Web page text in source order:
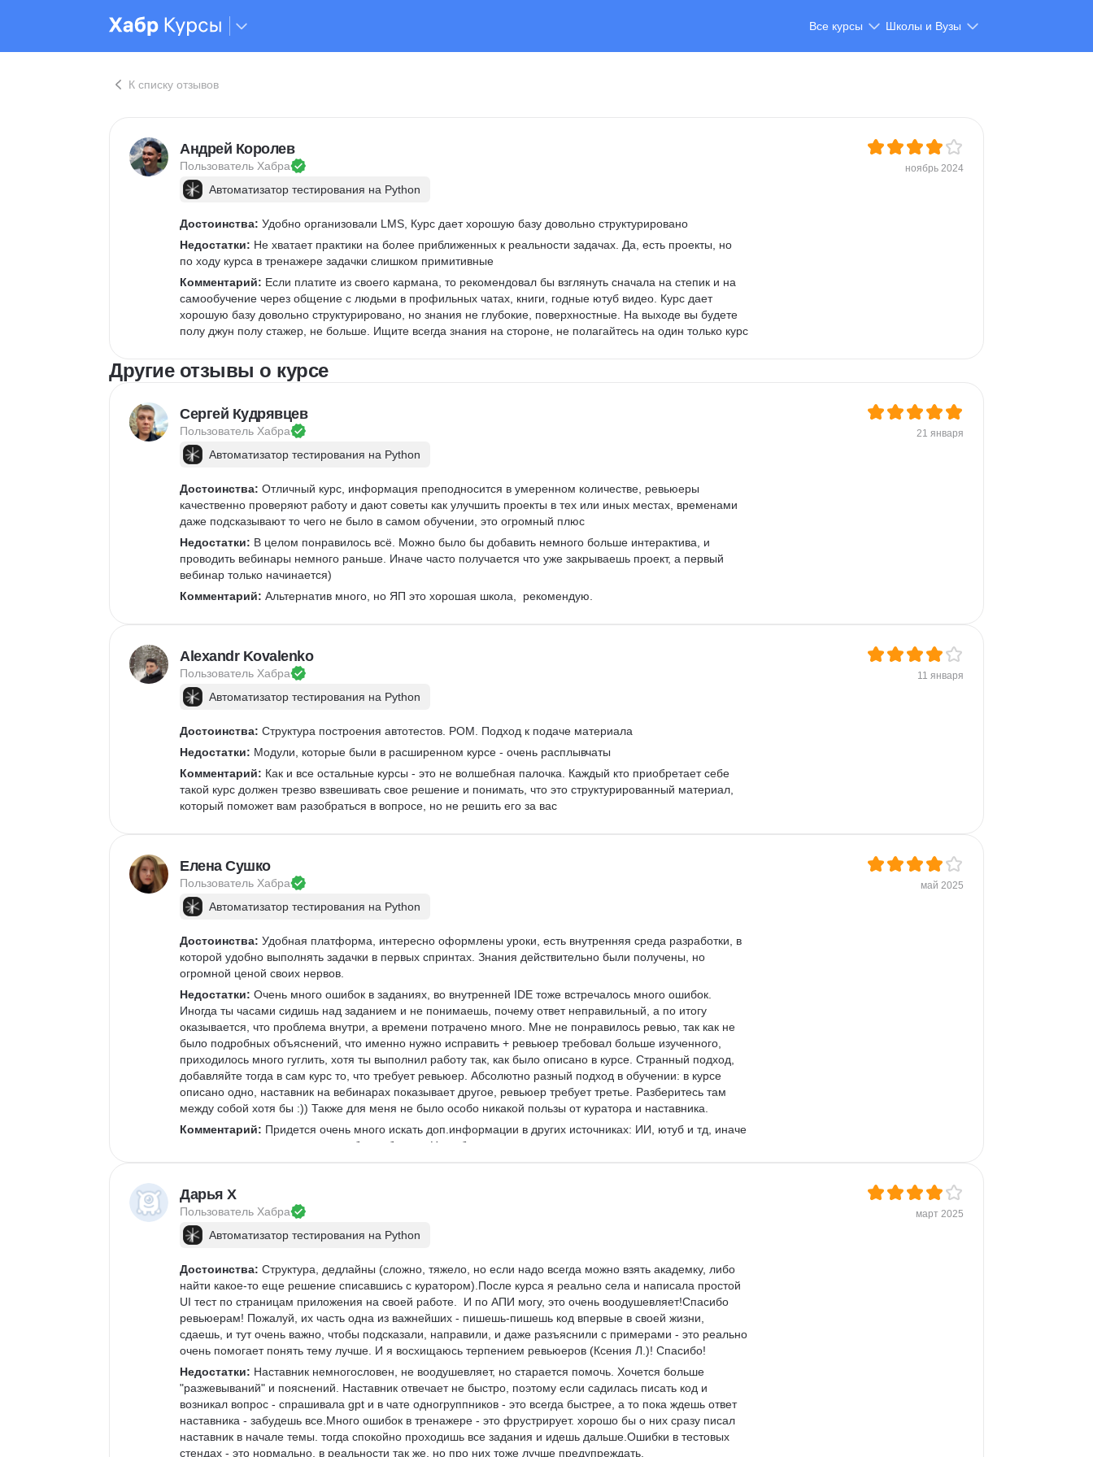
Все курсы Школы и Вузы
К списку отзывов
Андрей Королев
Пользователь Хабра ноябрь 2024
Автоматизатор тестирования на Python
Достоинства: Удобно организовали LMS, Курс дает хорошую базу довольно структурировано
Недостатки: Не хватает практики на более приближенных к реальности задачах. Да, есть проекты, но
по ходу курса в тренажере задачки слишком примитивные
Комментарий: Если платите из своего кармана, то рекомендовал бы взглянуть сначала на степик и на
самообучение через общение с людьми в профильных чатах, книги, годные ютуб видео. Курс дает
хорошую базу довольно структурировано, но знания не глубокие, поверхностные. На выходе вы будете
полу джун полу стажер, не больше. Ищите всегда знания на стороне, не полагайтесь на один только курс
Другие отзывы о курсе
Сергей Кудрявцев
Пользователь Хабра 21 января
Автоматизатор тестирования на Python
Достоинства: Отличный курс, информация преподносится в умеренном количестве, ревьюеры
качественно проверяют работу и дают советы как улучшить проекты в тех или иных местах, временами
даже подсказывают то чего не было в самом обучении, это огромный плюс
Недостатки: В целом понравилось всё. Можно было бы добавить немного больше интерактива, и
проводить вебинары немного раньше. Иначе часто получается что уже закрываешь проект, а первый
вебинар только начинается)
Комментарий: Альтернатив много, но ЯП это хорошая школа,  рекомендую.
Alexandr Kovalenko
Пользователь Хабра 11 января
Автоматизатор тестирования на Python
Достоинства: Структура построения автотестов. POM. Подход к подаче материала
Недостатки: Модули, которые были в расширенном курсе - очень расплывчаты
Комментарий: Как и все остальные курсы - это не волшебная палочка. Каждый кто приобретает себе
такой курс должен трезво взвешивать свое решение и понимать, что это структурированный материал,
который поможет вам разобраться в вопросе, но не решить его за вас
Елена Сушко
Пользователь Хабра май 2025
Автоматизатор тестирования на Python
Достоинства: Удобная платформа, интересно оформлены уроки, есть внутренняя среда разработки, в
которой удобно выполнять задачки в первых спринтах. Знания действительно были получены, но
огромной ценой своих нервов.
Недостатки: Очень много ошибок в заданиях, во внутренней IDE тоже встречалось много ошибок.
Иногда ты часами сидишь над заданием и не понимаешь, почему ответ неправильный, а по итогу
оказывается, что проблема внутри, а времени потрачено много. Мне не понравилось ревью, так как не
было подробных объяснений, что именно нужно исправить + ревьюер требовал больше изученного,
приходилось много гуглить, хотя ты выполнил работу так, как было описано в курсе. Странный подход,
добавляйте тогда в сам курс то, что требует ревьюер. Абсолютно разный подход в обучении: в курсе
описано одно, наставник на вебинарах показывает другое, ревьюер требует третье. Разберитесь там
между собой хотя бы :)) Также для меня не было особо никакой пользы от куратора и наставника.
Комментарий: Придется очень много искать доп.информации в других источниках: ИИ, ютуб и тд, иначе
ты не сможешь понять, что от тебя требуется. На вебинарах не сильно много пользы, некоторые
Дарья Х
Пользователь Хабра март 2025
Автоматизатор тестирования на Python
Достоинства: Структура, дедлайны (сложно, тяжело, но если надо всегда можно взять академку, либо
найти какое-то еще решение списавшись с куратором).После курса я реально села и написала простой
UI тест по страницам приложения на своей работе.  И по АПИ могу, это очень воодушевляет!Спасибо
ревьюерам! Пожалуй, их часть одна из важнейших - пишешь-пишешь код впервые в своей жизни,
сдаешь, и тут очень важно, чтобы подсказали, направили, и даже разъяснили с примерами - это реально
очень помогает понять тему лучше. И я восхищаюсь терпением ревьюеров (Ксения Л.)! Спасибо!
Недостатки: Наставник немногословен, не воодушевляет, но старается помочь. Хочется больше
"разжевываний" и пояснений. Наставник отвечает не быстро, поэтому если садилась писать код и
возникал вопрос - спрашивала gpt и в чате одногруппников - это всегда быстрее, а то пока ждешь ответ
наставника - забудешь все.Много ошибок в тренажере - это фрустрирует. хорошо бы о них сразу писал
наставник в начале темы. тогда спокойно проходишь все задания и идешь дальше.Ошибки в тестовых
стендах - это нормально, в реальности так же, но про них тоже лучше предупреждать.